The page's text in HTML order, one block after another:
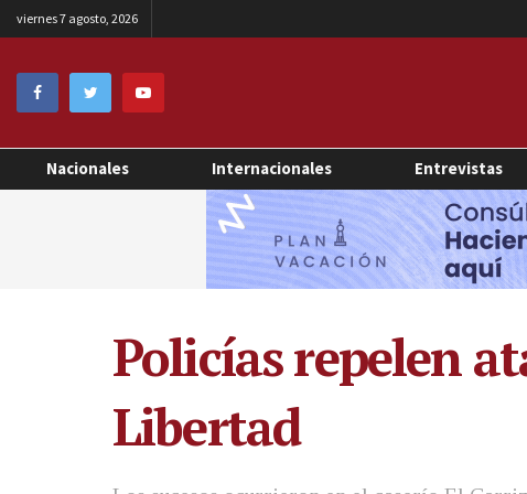
viernes 7 agosto, 2026
Nacionales Internacionales Entrevistas
Policías repelen
Libertad